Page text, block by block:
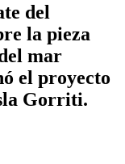
del
la pieza
mar
el proyecto
Gorriti.